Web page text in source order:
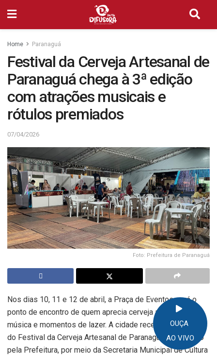
OUÇA
AO VIVO
Home Paranaguá
Festival da Cerveja Artesanal de
Paranaguá chega à 3ª edição
com atrações musicais e
rótulos premiados
07/04/2026
Foto: Prefeitura de Paranaguá
Nos dias 10, 11 e 12 de abril, a Praça de Eventos será o
ponto de encontro de quem aprecia cerveja artesanal, boa
música e momentos de lazer. A cidade recebe a 3ª edição
do Festival da Cerveja Artesanal de Paranaguá, promovido
pela Prefeitura, por meio da Secretaria Municipal de Cultura